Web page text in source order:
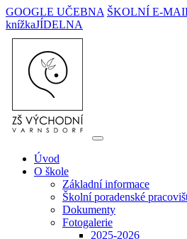
GOOGLE UČEBNA ŠKOLNÍ E-
knížkaJÍDELNA
Úvod
O škole
Základní informace
Školní poradenské
Dokumenty
Fotogalerie
2025-2026